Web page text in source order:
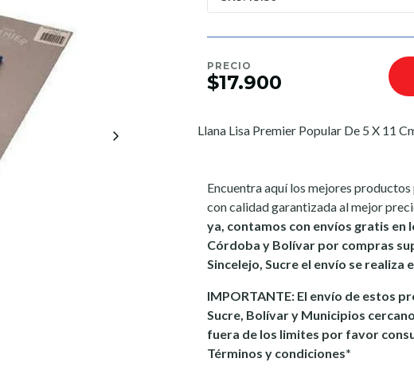
PRECIO
$17.900
Llana Lisa Premier Popular De 5 X 11
Encuentra aquí los mejores
con calidad garantizada al mejor
ya, contamos con envíos gratis en
Córdoba y Bolívar por compras
Sincelejo, Sucre el envío se realiza
IMPORTANTE: El envío de estos
Sucre, Bolívar y Municipios
fuera de los limites por favor
Términos y condiciones*